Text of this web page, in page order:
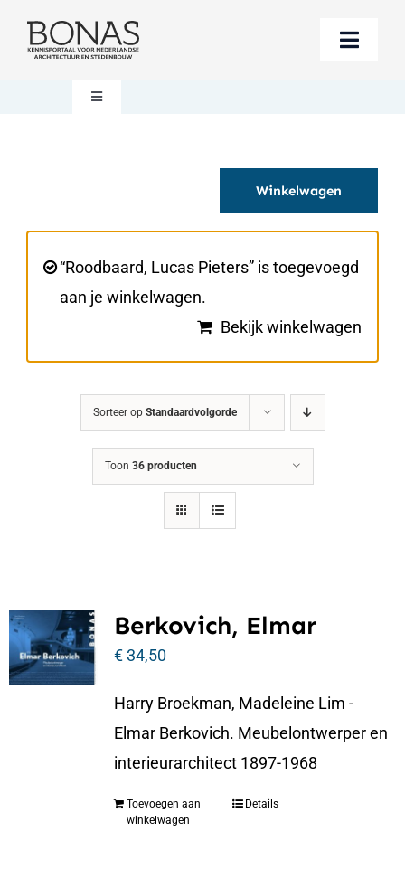
naar
Toggle
Berichten
Steun BONAS
Toggle
Winkelwagen
Winkelwagen
“Roodbaard, Lucas Pieters” is toegevoegd
aan je winkelwagen.
Bekijk winkelwagen
Sorteer op Standaardvolgorde
Toon 36 producten
Berkovich, Elmar
€34,50
Harry Broekman, Madeleine Lim -
Elmar Berkovich. Meubelontwerper en
interieurarchitect 1897-1968
Toevoegen aan
winkelwagen
Details